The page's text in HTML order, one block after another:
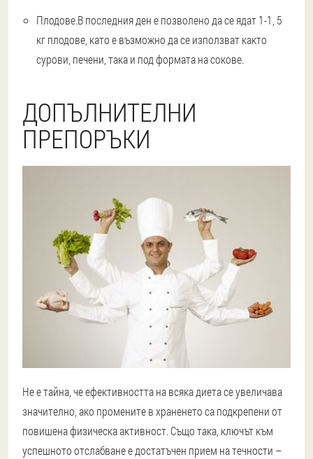
Плодове.В последния ден е позволено да се ядат 1-1, 5
кг плодове, като е възможно да се използват както
сурови, печени, така и под формата на сокове.
ДОПЪЛНИТЕЛНИ
ПРЕПОРЪКИ
Не е тайна, че ефективността на всяка диета се увеличава
значително, ако промените в храненето са подкрепени от
повишена физическа активност. Също така, ключът към
успешното отслабване е достатъчен прием на течности –